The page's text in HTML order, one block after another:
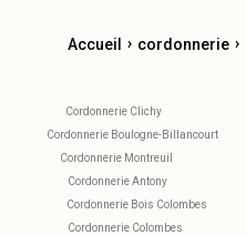
Accueil › cordonnerie ›
Cordonnerie Clichy
Cordonnerie Boulogne-Billancourt
Cordonnerie Montreuil
Cordonnerie Antony
Cordonnerie Bois Colombes
Cordonnerie Colombes